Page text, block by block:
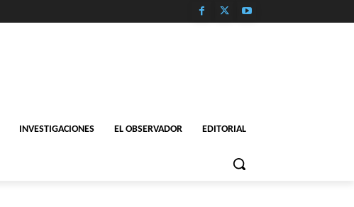
INVESTIGACIONES EL OBSERVADOR EDITORIAL